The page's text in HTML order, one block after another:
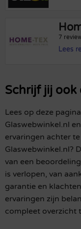
7
Lees
Schrijf jij ook
Lees op deze
Glaswebwinkel.nl
ervaringen achter
Glaswebwinkel.nl?
van een
is verlopen, van
garantie en
ervaringen zijn
compleet overzicht